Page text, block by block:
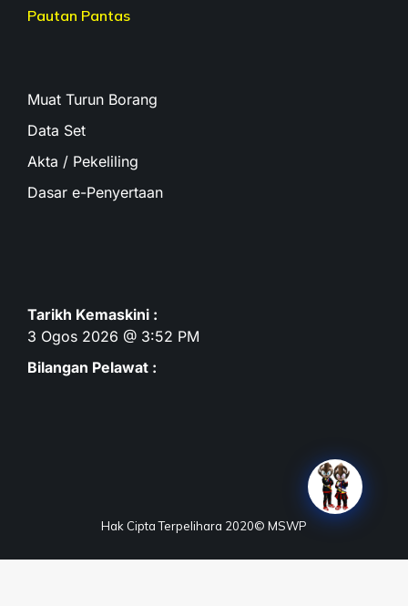
Pautan Pantas
Muat Turun Borang
Data Set
Akta / Pekeliling
Dasar e-Penyertaan
Tarikh Kemaskini :
3 Ogos 2026 @ 3:52 PM
Bilangan Pelawat :
Hak Cipta Terpelihara 2020© MSWP